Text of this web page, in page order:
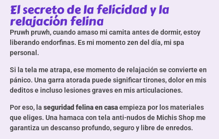
El secreto de la felicidad y la
relajación felina
Pruwh pruwh, cuando amaso mi camita antes de dormir, estoy
liberando endorfinas. Es mi momento zen del día, mi spa
personal.
Si la tela me atrapa, ese momento de relajación se convierte en
pánico. Una garra atorada puede significar tirones, dolor en mis
deditos e incluso lesiones graves en mis articulaciones.
Por eso, la seguridad felina en casaempieza por los materiales
que eliges. Una hamaca con tela anti-nudos de Michis Shop me
garantiza un descanso profundo, seguro y libre de enredos.